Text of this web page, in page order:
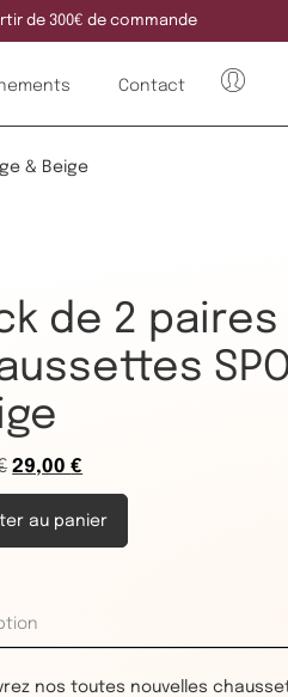
de 300€ de commande
Contact
& Beige
de 2 paires
29,00€
au panier
nos toutes nouvelles